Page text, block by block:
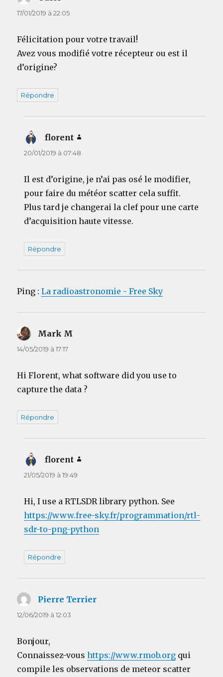
17/01/2019 à 22:05
Félicitation pour votre travail!
Avez vous modifié votre récepteur ou est il
d’origine?
Répondre
florent
20/01/2019 à 07:48
Il est d’origine, je n’ai pas osé le modifier,
pour faire du météor scatter cela suffit.
Plus tard je changerai la clef pour une carte
d’acquisition haute vitesse.
Répondre
Ping :La radioastronomie - Free Sky
Mark M
14/05/2019 à 17:17
Hi Florent, what software did you use to
capture the data ?
Répondre
florent
21/05/2019 à 19:49
Hi, I use a RTLSDR library python. See
https://www.free-sky.fr/programmation/rtl-
sdr-to-png-python
Répondre
Pierre Terrier
12/06/2019 à 12:03
Bonjour,
Connaissez-voushttps://www.rmob.org qui
compile les observations de meteor scatter